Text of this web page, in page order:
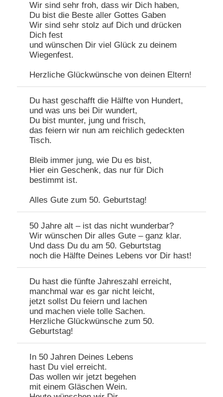
Wir sind sehr froh, dass wir Dich haben,
Du bist die Beste aller Gottes Gaben
Wir sind sehr stolz auf Dich und drücken
Dich fest
und wünschen Dir viel Glück zu deinem
Wiegenfest.
Herzliche Glückwünsche von deinen Eltern!
Du hast geschafft die Hälfte von Hundert,
und was uns bei Dir wundert,
Du bist munter, jung und frisch,
das feiern wir nun am reichlich gedeckten
Tisch.
Bleib immer jung, wie Du es bist,
Hier ein Geschenk, das nur für Dich
bestimmt ist.
Alles Gute zum 50. Geburtstag!
50 Jahre alt – ist das nicht wunderbar?
Wir wünschen Dir alles Gute – ganz klar.
Und dass Du du am 50. Geburtstag
noch die Hälfte Deines Lebens vor Dir hast!
Du hast die fünfte Jahreszahl erreicht,
manchmal war es gar nicht leicht,
jetzt sollst Du feiern und lachen
und machen viele tolle Sachen.
Herzliche Glückwünsche zum 50.
Geburtstag!
In 50 Jahren Deines Lebens
hast Du viel erreicht.
Das wollen wir jetzt begehen
mit einem Gläschen Wein.